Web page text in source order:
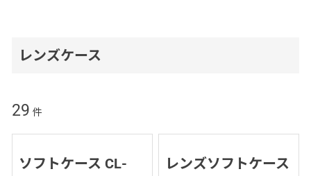
レンズケース
29 件
ソフトケース CL-
レンズソフトケース